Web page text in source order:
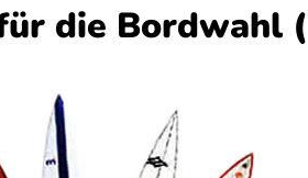
die Bordwahl